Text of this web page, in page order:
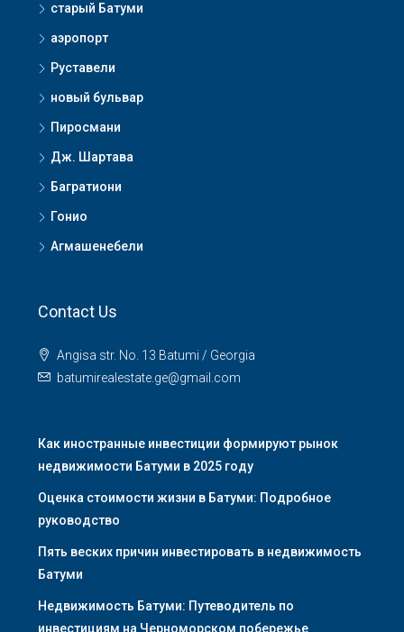
старый Батуми
аэропорт
Руставели
новый бульвар
Пиросмани
Дж. Шартава
Багратиони
Гонио
Агмашенебели
Contact Us
Angisa str. No. 13 Batumi / Georgia
batumirealestate.ge@gmail.com
Как иностранные инвестиции формируют рынок
недвижимости Батуми в 2025 году
Оценка стоимости жизни в Батуми: Подробное
руководство
Пять веских причин инвестировать в недвижимость
Батуми
Недвижимость Батуми: Путеводитель по
инвестициям на Черноморском побережье